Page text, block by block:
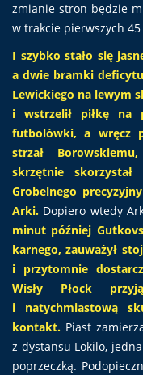
zmianie stron będzie
w trakcie pierwszych
I szybko stało się
a dwie bramki
Lewickiego na lewym
i wstrzelił piłkę na
futbolówki, a wręcz
strzał
skrzętnie
Grobelnego
Arki. Dopiero wtedy
minut później
karnego, zauważył
i przytomnie
Wisły Płock
i natychmiastową
kontakt. Piast
z dystansu Lokilo,
poprzeczką.